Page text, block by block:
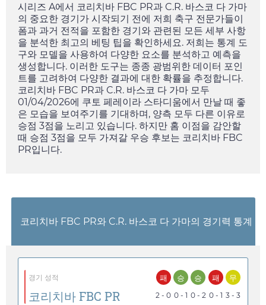
시리즈 A에서 코리치바 FBC PR과 C.R. 바스코 다 가마
의 중요한 경기가 시작되기 전에 저희 축구 전문가들이
폼과 과거 전적을 포함한 경기와 관련된 모든 세부 사항
을 분석한 최고의 베팅 팁을 확인하세요. 저희는 통계 도
구와 모델을 사용하여 다양한 요소를 분석하고 예측을
생성합니다. 이러한 도구는 종종 광범위한 데이터 포인
트를 고려하여 다양한 결과에 대한 확률을 추정합니다.
코리치바 FBC PR과 C.R. 바스코 다 가마 모두
01/04/2026에 쿠토 페레이라 스타디움에서 만날 때 좋
은 모습을 보여주기를 기대하며, 양측 모두 다른 이유로
승점 3점을 노리고 있습니다. 하지만 홈 이점을 감안할
때 승점 3점을 모두 가져갈 우승 후보는 코리치바 FBC
PR입니다.
코리치바 FBC PR와 C.R. 바스코 다 가마의 경기력 통계
경기 성적
코리치바 FBC PR
패
2 - 0
승
0 - 1
승
0 - 2
패
0 - 1
무
3 - 3